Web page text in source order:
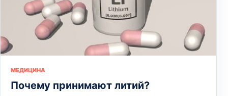
МЕДИЦИНА
Почему принимают литий?